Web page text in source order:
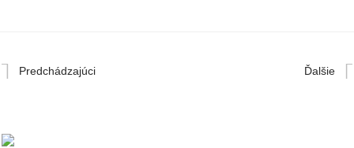
Predchádzajúci Ďalšie